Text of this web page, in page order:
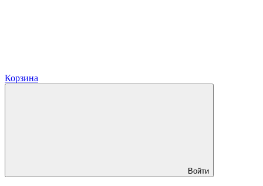
Корзина
Войти